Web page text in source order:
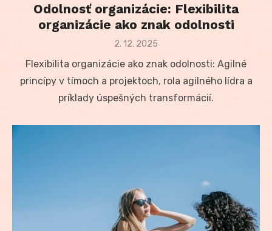
Odolnosť organizácie: Flexibilita
organizácie ako znak odolnosti
Posted
2. 12. 2025
Flexibilita organizácie ako znak odolnosti: Agilné
princípy v tímoch a projektoch, rola agilného lídra a
príklady úspešných transformácií.